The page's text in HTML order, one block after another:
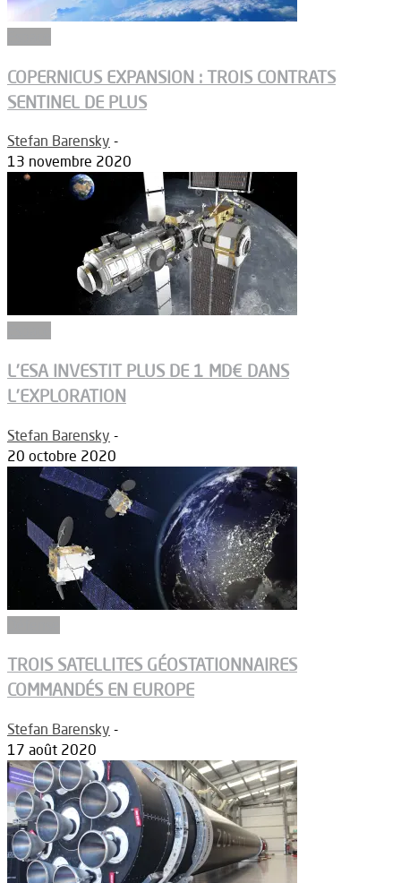
COPERNICUS EXPANSION : TROIS CONTRATS
SENTINEL DE PLUS
Stefan Barensky -
13 novembre 2020
L’ESA INVESTIT PLUS DE 1 MD€ DANS
L’EXPLORATION
Stefan Barensky -
20 octobre 2020
TROIS SATELLITES GÉOSTATIONNAIRES
COMMANDÉS EN EUROPE
Stefan Barensky -
17 août 2020